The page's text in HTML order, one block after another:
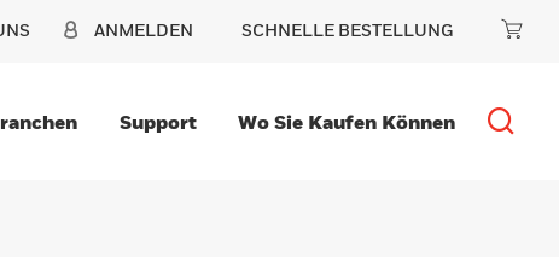
ANMELDEN SCHNELLE BESTELLUNG
Support Wo Sie Kaufen Können